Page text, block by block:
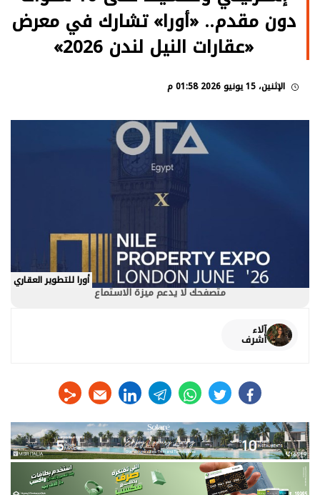
دون مقدم.. «أورا» تشارك في معرض
«عقارات النيل لندن 2026»
الإثنين، 15 يونيو 2026 01:58 م
أورا للتطوير العقاري
متصفحك لا يدعم ميزة الاستماع
آلاء
أشرف
facebook
twitter
whats
telegram
linkedin